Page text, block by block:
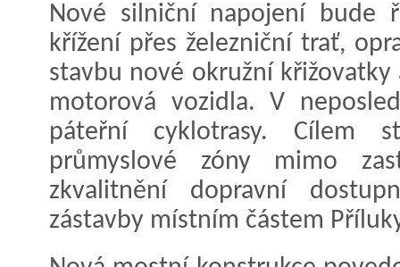
Nové silniční napojení bude
křížení přes železniční trať,
stavbu nové okružní
motorová vozidla. V
páteřní cyklotrasy. Cílem
průmyslové zóny mimo
zkvalitnění dopravní
zástavby místním částem